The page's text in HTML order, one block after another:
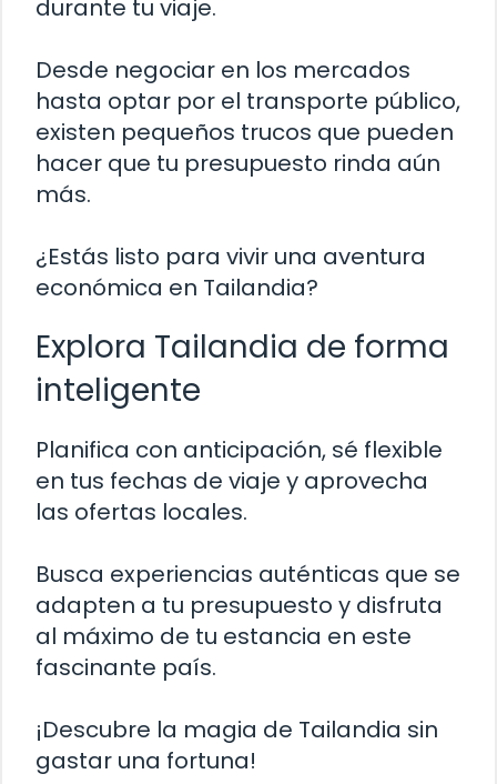
durante tu viaje.
Desde negociar en los mercados
hasta optar por el transporte público,
existen pequeños trucos que pueden
hacer que tu presupuesto rinda aún
más.
¿Estás listo para vivir una aventura
económica en Tailandia?
Explora Tailandia de forma
inteligente
Planifica con anticipación, sé flexible
en tus fechas de viaje y aprovecha
las ofertas locales.
Busca experiencias auténticas que se
adapten a tu presupuesto y disfruta
al máximo de tu estancia en este
fascinante país.
¡Descubre la magia de Tailandia sin
gastar una fortuna!